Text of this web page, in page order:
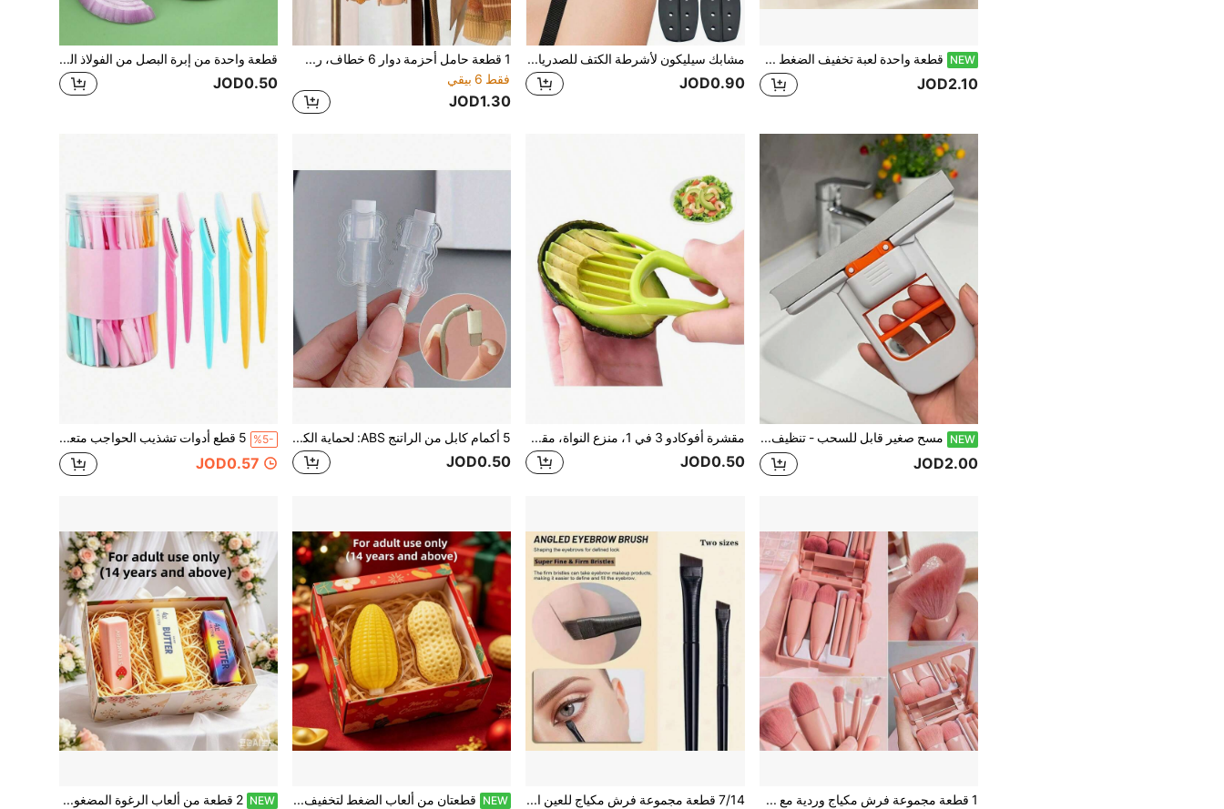
NEW قطعة واحدة لعبة تخفيف الضغط من السيليكون على شكل الفول السوداني بأسلوب الضغط (يرجى التحقق من جدول المقاسات قبل الطلب، يحتوي على معلومات مهمة) - جهاز تخفيف الضغط الحسي للبالغين، مناسب للاسترخاء في المكتب/التفاعل في الحفلات، لعبة ضغط الفول السوداني الإبداعية لتخفيف الضغط، قابلة للتطبيق في بيئات المكتب والحرم الجامعي، وأيضًا هدية مثالية لأعياد الميلاد والعطلات والتجمعات العائلية.
JOD2.10
مشابك سيليكون لأشرطة الكتف للصدريات، لون عاري/أبيض/أسود، وسادات كتف مانعة للانزلاق، واقي أشرطة الصدرية ناعم وغير مرئي (مع ثقوب)
JOD0.90
1 قطعة حامل أحزمة دوار 6 خطاف، رف منظم للأحزمة قابل للدوران 360 درجة، موفر للمساحة، منظم ملحقات الخزانة للأحزمة والحمالات والقمصان العلوية والربطات والأوشحة والمحافظ وغيرها، خطاف أسود، مناسب للحمام والغرفة والمطبخ والحديقة والمكتب والشرفة أو أي مساحات أخرى، متعدد الوظائف، تخزين ونقل مريح.
فقط 6 بيقي
JOD1.30
قطعة واحدة من إبرة البصل من الفولاذ المقاوم للصدأ، قاطع وحامل متعدد الوظائف للبصل للمطبخ
JOD0.50
NEW مسح صغير قابل للسحب - تنظيف مزدوج للرطب/الجاف، تصميم مدمج موفر للمساحة، هيكل بلاستيكي متين، مناسب للمطبخ والحمام وغرفة المعيشة وزجاج السيارة - أداة تنظيف متعددة الوظائف، تنظيف الحمام، تصميم مقبض أنيق، رأس تنظيف فعال، مسح الأرضيات
JOD2.00
مقشرة أفوكادو 3 في 1، منزع النواة، مقشرة الزبدة/الفاكهة، مبشرة، فاصل اللب، سكين بلاستيكي، أداة مطبخ للخضروات، لوازم منزلية
JOD0.50
5 أكمام كابل من الراتنج ABS: لحماية الكابلات من التلف والفصل، وإضافة طابع أنيق فوراً
JOD0.50
%5- 5 قطع أدوات تشذيب الحواجب متعددة الوظائف الأكثر مبيعاً، أدوات تجميل ومكياج، ألوان صدفية متوفرة باللون الوردي/الأزرق/الأصفر/الأخضر النعناعي، تركيبة لطيفة خالية من العطور. لا تحتاج إلى إكسسوارات لتشذيب الحواجب والوجه والذراعين والساقين وأجزاء الجسم الأخرى
JOD0.57
1 قطعة مجموعة فرش مكياج وردية مع 5 فرش ومرآة مدمجة، محمولة للطلاب، هدية لعيد الحب
7/14 قطعة مجموعة فرش مكياج للعين الدقيقة، تشمل فرشاة خط ، فرشاة خط العين فائقة الدقة وفرشاة الحواجب، مناسبة للحواجب وخط العين والظلال، تساعد على إنشاء مكياج عيون جذاب. مصنوعة من مواد ألياف، مصنوعة بدقة، مناسبة للمكياج الرقيق للعين، محمولة وسهلة الاستخدام، هدية مثالية للنساء والفتيات. تشمل المجموعة فرشاة الحواجب وفرشاة الظلال والفرشاة اللولبية وما إلى ذلك.
NEW قطعتان من ألعاب الضغط لتخفيف التوتر، مناسبة كهدايا للأصدقاء والصديقات NEW 2 قطعة من ألعاب الرغوة المضغوطة الناعمة برائحة الزبدة والفراولة، لمس فائق النعومة، رائحة طبيعية، ألعاب تخفيف الضغط على شكل الطعام (بدون صندوق التعبئة)، مثالية كهدايا الحفلات، تخفيف القلق، متوفرة بأنماط متعددة، مناسبة كهدايا تخفيف الضغط وهدايا العطلات، شكل حلوى الزبدة، ناعمة ومرنة